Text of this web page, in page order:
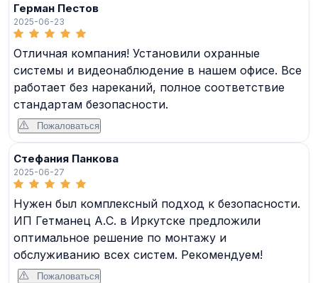
Герман Пестов
2025-06-23
Отличная компания! Установили охранные
системы и видеонаблюдение в нашем офисе. Все
работает без нареканий, полное соответствие
стандартам безопасности.
Пожаловаться
Стефания Панкова
2025-06-27
Нужен был комплексный подход к безопасности.
ИП Гетманец А.С. в Иркутске предложили
оптимальное решение по монтажу и
обслуживанию всех систем. Рекомендуем!
Пожаловаться